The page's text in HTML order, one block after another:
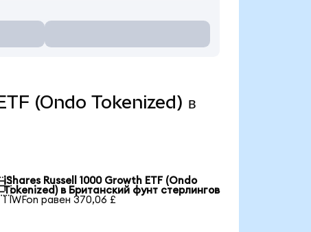
ETF (Ondo Tokenized) в
iShares Russell 1000 Growth ETF (Ondo
Tokenized) в Британский фунт стерлингов
1 IWFon равен 370,06 £